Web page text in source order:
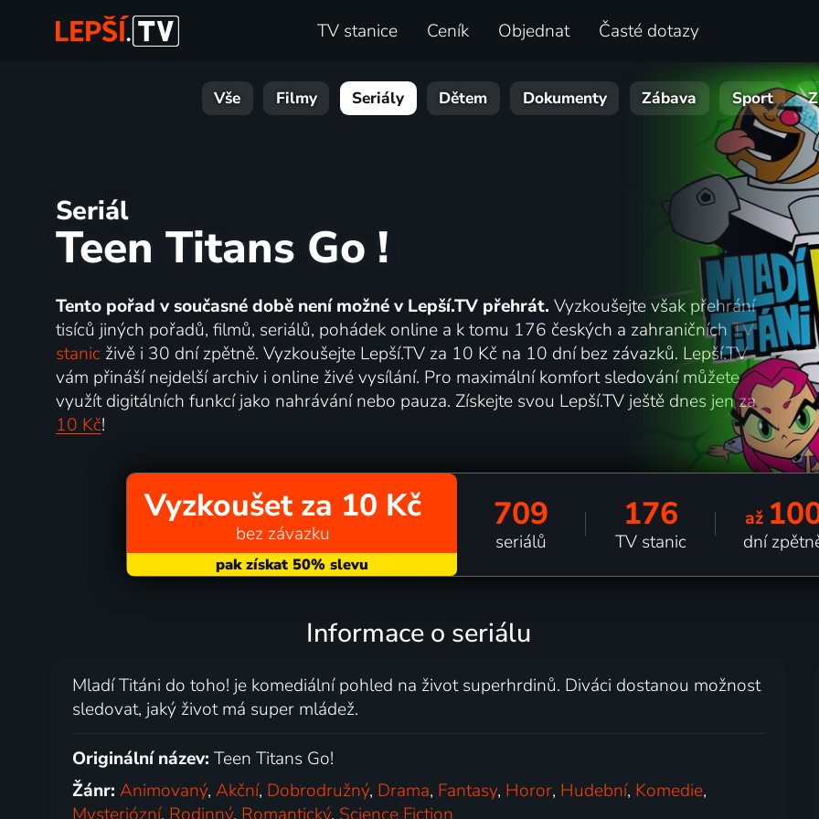
TV stanice Ceník Objednat Časté dotazy
Vše Filmy Seriály Dětem Dokumenty Zábava Sport
Seriál
Teen Titans Go !
Tento pořad v současné době není možné v Lepší.TV přehrát. Vyzkoušejte však přehrání
tisíců jiných pořadů, filmů, seriálů, pohádek online a k tomu 176 českých a zahraničníchTV
stanicživě i 30 dní zpětně. Vyzkoušejte Lepší.TV za 10 Kč na 10 dní bez závazků. Lepší.TV
vám přináší nejdelší archiv i online živé vysílání. Pro maximální komfort sledování můžete
využít digitálních funkcí jako nahrávání nebo pauza. Získejte svou Lepší.TV ještě dnes jen za
10 Kč!
Vyzkoušet za 10 Kč
bez závazku 709
seriálů
176
TV stanic
až
dní
Informace o seriálu
Mladí Titáni do toho! je komediální pohled na život superhrdinů. Diváci dostanou možnost
sledovat, jaký život má super mládež.
Originální název:Teen Titans Go!
Žánr:Animovaný,Akční, Dobrodružný, Drama, Fantasy, Horor, Hudební, Komedie,